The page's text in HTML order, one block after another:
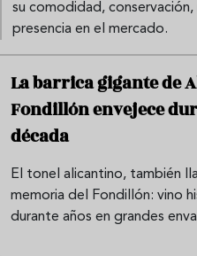
su comodidad,
presencia en el mercado.
La barrica gigante de
Fondillón envejece
década
El tonel alicantino, también
memoria del Fondillón: vino
durante años en grandes